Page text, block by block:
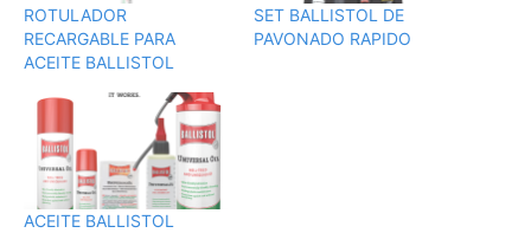
ROTULADOR
RECARGABLE PARA
ACEITE BALLISTOL
SET BALLISTOL DE
PAVONADO RAPIDO
ACEITE BALLISTOL